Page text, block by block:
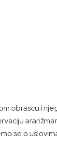
obrascu i
se o